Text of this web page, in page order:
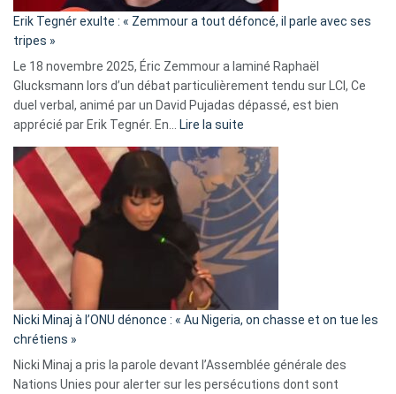
«
C’est
fake
news
»
Erik Tegnér exulte : « Zemmour a tout défoncé, il parle avec ses
tripes »
Le 18 novembre 2025, Éric Zemmour a laminé Raphaël
Glucksmann lors d’un débat particulièrement tendu sur LCI, Ce
duel verbal, animé par un David Pujadas dépassé, est bien
apprécié par Erik Tegnér. En… Lire la suite
Erik
Tegnér
exulte
:
« Zemmour
a
tout
parle
ses
tripes »
Nicki Minaj à l’ONU dénonce : « Au Nigeria, on chasse et on tue les
chrétiens »
Nicki Minaj a pris la parole devant l’Assemblée générale des
Nations Unies pour alerter sur les persécutions dont sont